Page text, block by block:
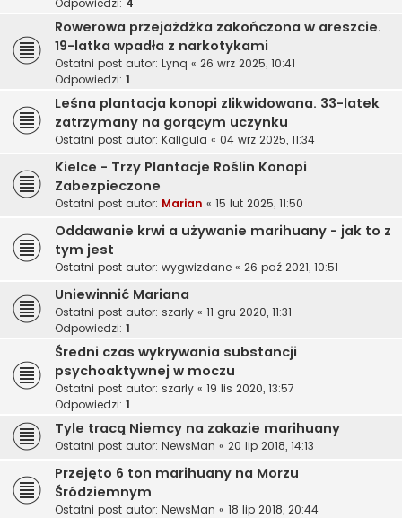
Odpowiedzi: 4
Rowerowa przejażdżka zakończona w areszcie.
19-latka wpadła z narkotykami
Ostatni post autor: Lynq « 26 wrz 2025, 10:41
Odpowiedzi: 1
Leśna plantacja konopi zlikwidowana. 33-latek
zatrzymany na gorącym uczynku
Ostatni post autor: Kaligula « 04 wrz 2025, 11:34
Kielce - Trzy Plantacje Roślin Konopi
Zabezpieczone
Ostatni post autor: Marian « 15 lut 2025, 11:50
Oddawanie krwi a używanie marihuany - jak to z
tym jest
Ostatni post autor: wygwizdane « 26 paź 2021, 10:51
Uniewinnić Mariana
Ostatni post autor: szarly « 11 gru 2020, 11:31
Odpowiedzi: 1
Średni czas wykrywania substancji
psychoaktywnej w moczu
Ostatni post autor: szarly « 19 lis 2020, 13:57
Odpowiedzi: 1
Tyle tracą Niemcy na zakazie marihuany
Ostatni post autor: NewsMan « 20 lip 2018, 14:13
Przejęto 6 ton marihuany na Morzu
Śródziemnym
Ostatni post autor: NewsMan « 18 lip 2018, 20:44